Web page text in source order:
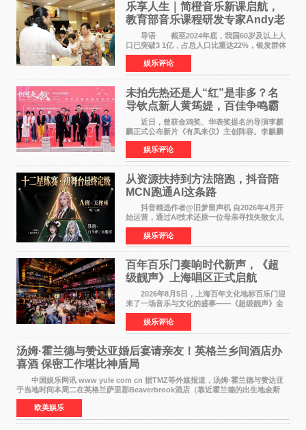
乐享人生｜简橙音乐新课启航，
教育部音乐课程研发专家Andy老
师重磅入驻领航银龄琴声
导语 截至2024年底，我国60岁及以上人
口已突破3 1亿，占总人口比重达22%，银发群体
的精神文化需求日益凸显。2024年1月，国务院办
公厅印发《关于发展银发经济增进老年人福祉的
意见》——这是
娱乐评论
未拍先热还是人“红”是非多？名
导钦点新人黄筠媞，百佳争鸣霸
气回应
近日，曾获金鸡奖、华表奖提名的导演李麒
麟正式公布新片《有凤来仪》主创阵容。李麒麟
早年凭电影《华容道》获得金鸡奖、华表奖提
名，此后长期参与国内外电影制作，其担任制片
人参与的作品亦曾
娱乐评论
从资源扶持到方法陪跑，抖音陪
MCN跑通AI这条路
抖音精选作者@旧梦留声机 自2026年4月开
始运营，通过AI技术还原一位母亲寻找失散女儿
的故事，凭借强情感表达获得大量用户关注，发
布仅21小时便获得超1亿曝光、超1000万互动。
此后，账号持续沿
娱乐评论
百年百乐门奏响时代新声，《超
级靓声》上海唱区正式启航
2026年8月5日，上海百年文化地标百乐门迎
来了一场音乐与文化的盛事——《超级靓声》全
国励志音乐公益节目上海唱区新闻发布会暨启动
仪式在此隆重举行。各界领导、嘉宾与媒体朋友
齐聚一堂，共同
娱乐评论
汤姆·霍兰德与赞达亚婚后宴请亲友！英格兰乡间酒店办
喜酒 保密工作堪比神盾局
中国娱乐网讯 www yule com cn 据TMZ等外媒报道，汤姆·霍兰德与赞达亚
于当地时间本周二在英格兰萨里郡Beaverbrook酒店（靠近霍兰德的出生地金斯
顿）举办婚宴，邀请家人与朋友们喝喜酒，庆祝
欧美娱乐